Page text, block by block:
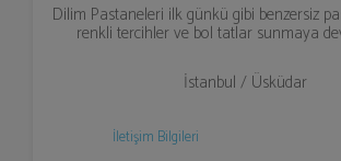
Dilim Pastaneleri ilk günkü gibi benzersiz
renkli tercihler ve bol tatlar sunmaya
İstanbul / Üsküdar
İletişim Bilgileri